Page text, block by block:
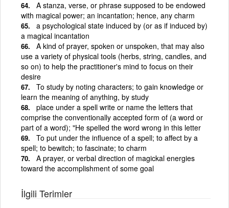
A stanza, verse, or phrase supposed to be endowed
with magical power; an incantation; hence, any charm
a psychological state induced by (or as if induced by)
a magical incantation
A kind of prayer, spoken or unspoken, that may also
use a variety of physical tools (herbs, string, candles, and
so on) to help the practitioner's mind to focus on their
desire
To study by noting characters; to gain knowledge or
learn the meaning of anything, by study
place under a spell write or name the letters that
comprise the conventionally accepted form of (a word or
part of a word); "He spelled the word wrong in this letter
To put under the influence of a spell; to affect by a
spell; to bewitch; to fascinate; to charm
A prayer, or verbal direction of magickal energies
toward the accomplishment of some goal
İlgili Terimler